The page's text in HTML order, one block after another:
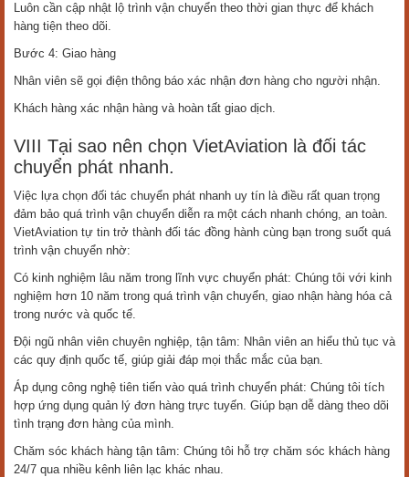
Luôn cần cập nhật lộ trình vận chuyển theo thời gian thực để khách
hàng tiện theo dõi.
Bước 4: Giao hàng
Nhân viên sẽ gọi điện thông báo xác nhận đơn hàng cho người nhận.
Khách hàng xác nhận hàng và hoàn tất giao dịch.
VIII Tại sao nên chọn VietAviation là đối tác
chuyển phát nhanh.
Việc lựa chọn đối tác chuyển phát nhanh uy tín là điều rất quan trọng
đảm bảo quá trình vận chuyển diễn ra một cách nhanh chóng, an toàn.
VietAviation tự tin trở thành đối tác đồng hành cùng bạn trong suốt quá
trình vận chuyển nhờ:
Có kinh nghiệm lâu năm trong lĩnh vực chuyển phát: Chúng tôi với kinh
nghiệm hơn 10 năm trong quá trình vận chuyển, giao nhận hàng hóa cả
trong nước và quốc tế.
Đội ngũ nhân viên chuyên nghiệp, tận tâm: Nhân viên an hiểu thủ tục và
các quy định quốc tế, giúp giải đáp mọi thắc mắc của bạn.
Áp dụng công nghệ tiên tiến vào quá trình chuyển phát: Chúng tôi tích
hợp ứng dụng quản lý đơn hàng trực tuyến. Giúp bạn dễ dàng theo dõi
tình trạng đơn hàng của mình.
Chăm sóc khách hàng tận tâm: Chúng tôi hỗ trợ chăm sóc khách hàng
24/7 qua nhiều kênh liên lạc khác nhau.